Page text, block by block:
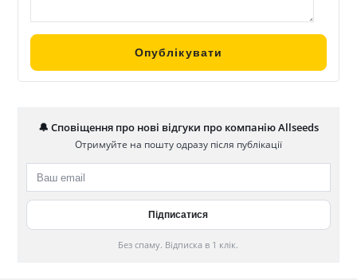
🔔 Сповіщення про нові відгуки про компанію Allseeds
Отримуйте на пошту одразу після публікації
Без спаму. Відписка в 1 клік.